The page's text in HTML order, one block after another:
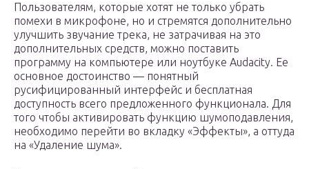
Пользователям, которые хотят не только убрать
помехи в микрофоне, но и стремятся дополнительно
улучшить звучание трека, не затрачивая на это
дополнительных средств, можно поставить
программу на компьютере или ноутбуке Audacity. Ее
основное достоинство — понятный
русифицированный интерфейс и бесплатная
доступность всего предложенного функционала. Для
того чтобы активировать функцию шумоподавления,
необходимо перейти во вкладку «Эффекты», а оттуда
на «Удаление шума».